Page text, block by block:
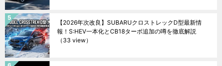
【2026年次改良】SUBARUクロストレックD型最新情
報！S:HEV一本化とCB18ターボ追加の噂を徹底解説
（33 view）